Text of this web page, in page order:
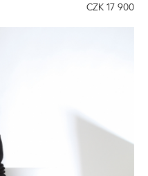
CZK 17 900